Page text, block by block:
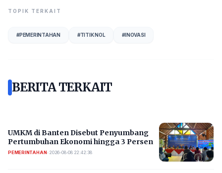
TOPIK TERKAIT
#PEMERINTAHAN #TITIK NOL #INOVASI
BERITA TERKAIT
UMKM di Banten Disebut Penyumbang
Pertumbuhan Ekonomi hingga 3 Persen
PEMERINTAHAN• 2026-08-08 22:42:38